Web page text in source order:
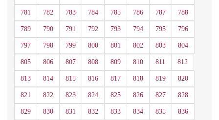
781 782 783 784 785 786 787 788
789 790 791 792 793 794 795 796
797 798 799 800 801 802 803 804
805 806 807 808 809 810 811 812
813 814 815 816 817 818 819 820
821 822 823 824 825 826 827 828
829 830 831 832 833 834 835 836